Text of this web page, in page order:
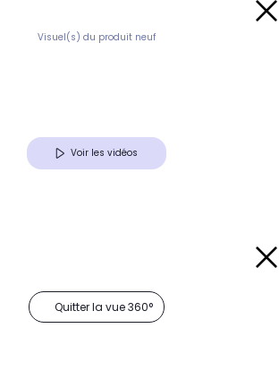
Visuel(s) du produit neuf
Voir les vidéos
Quitter la vue 360°